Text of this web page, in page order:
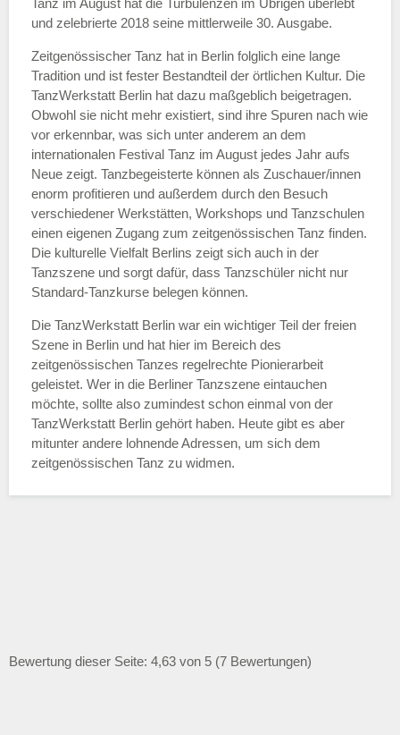
und zelebrierte 2018 seine mittlerweile 30. Ausgabe.
Zeitgenössischer Tanz hat in Berlin folglich eine lange
Tradition und ist fester Bestandteil der örtlichen Kultur. Die
TanzWerkstatt Berlin hat dazu maßgeblich beigetragen.
Obwohl sie nicht mehr existiert, sind ihre Spuren nach wie
vor erkennbar, was sich unter anderem an dem
internationalen Festival Tanz im August jedes Jahr aufs
Neue zeigt. Tanzbegeisterte können als Zuschauer/innen
enorm profitieren und außerdem durch den Besuch
verschiedener Werkstätten, Workshops und Tanzschulen
einen eigenen Zugang zum zeitgenössischen Tanz finden.
Die kulturelle Vielfalt Berlins zeigt sich auch in der
Tanzszene und sorgt dafür, dass Tanzschüler nicht nur
Standard-Tanzkurse belegen können.
Die TanzWerkstatt Berlin war ein wichtiger Teil der freien
Szene in Berlin und hat hier im Bereich des
zeitgenössischen Tanzes regelrechte Pionierarbeit
geleistet. Wer in die Berliner Tanzszene eintauchen
möchte, sollte also zumindest schon einmal von der
TanzWerkstatt Berlin gehört haben. Heute gibt es aber
mitunter andere lohnende Adressen, um sich dem
zeitgenössischen Tanz zu widmen.
Bewertung dieser Seite: 4,63 von 5 (7 Bewertungen)